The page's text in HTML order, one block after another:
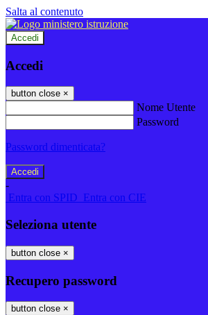
Salta al contenuto
Accedi
Accedi
button close ×
Nome Utente
Password
Password dimenticata?
-
Entra con SPID Entra con CIE
Seleziona utente
button close ×
Recupero password
button close ×